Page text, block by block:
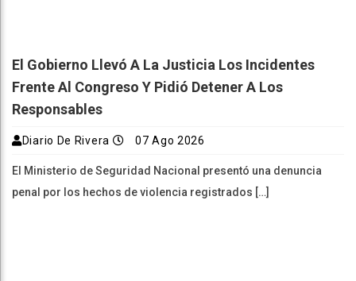
El Gobierno Llevó A La Justicia Los Incidentes
Frente Al Congreso Y Pidió Detener A Los
Responsables
Diario De Rivera 07 Ago 2026
El Ministerio de Seguridad Nacional presentó una denuncia
penal por los hechos de violencia registrados […]